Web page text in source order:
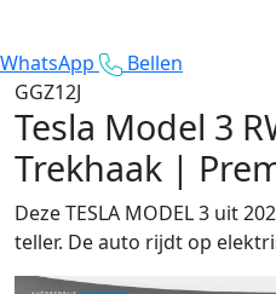
WhatsApp
Bellen
GGZ12J
Tesla Model 3
Trekhaak |
Deze TESLA MODEL 3 uit
teller. De auto rijdt op